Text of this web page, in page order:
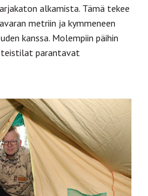
alkamista. Tämä tekee
metriin ja kymmeneen
kanssa. Molempiin päihin
parantavat